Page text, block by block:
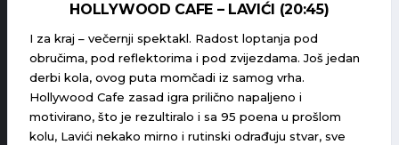
HOLLYWOOD CAFE – LAVIĆI (20:45)
I za kraj – večernji spektakl. Radost loptanja pod
obručima, pod reflektorima i pod zvijezdama. Još jedan
derbi kola, ovog puta momčadi iz samog vrha.
Hollywood Cafe zasad igra prilično napaljeno i
motivirano, što je rezultiralo i sa 95 poena u prošlom
kolu, Lavići nekako mirno i rutinski odrađuju stvar, sve